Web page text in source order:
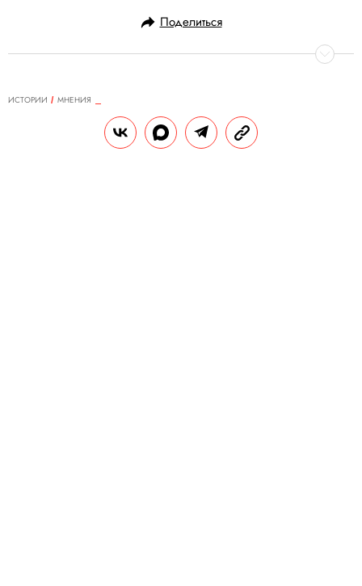
Поделиться
ИСТОРИИ
МНЕНИЯ
Мнение: продюсер Петр Ануров —